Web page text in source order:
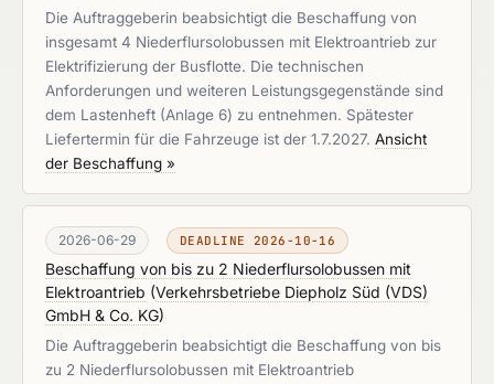
Die Auftraggeberin beabsichtigt die Beschaffung von
insgesamt 4 Niederflursolobussen mit Elektroantrieb zur
Elektrifizierung der Busflotte. Die technischen
Anforderungen und weiteren Leistungsgegenstände sind
dem Lastenheft (Anlage 6) zu entnehmen. Spätester
Liefertermin für die Fahrzeuge ist der 1.7.2027. Ansicht
der Beschaffung »
2026-06-29 DEADLINE 2026-10-16
Beschaffung von bis zu 2 Niederflursolobussen mit
Elektroantrieb (Verkehrsbetriebe Diepholz Süd (VDS)
GmbH & Co. KG)
Die Auftraggeberin beabsichtigt die Beschaffung von bis
zu 2 Niederflursolobussen mit Elektroantrieb